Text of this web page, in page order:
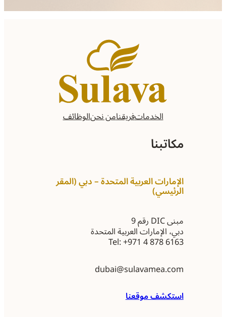
الخدماتفريقنامن نحنالوظائف
مكاتبنا
الإمارات العربية المتحدة – دبي (المقر
الرئيسي)
مبنى DIC رقم 9
دبي، الإمارات العربية المتحدة
Tel: +971 4 878 6163
dubai@sulavamea.com
استكشف موقعنا